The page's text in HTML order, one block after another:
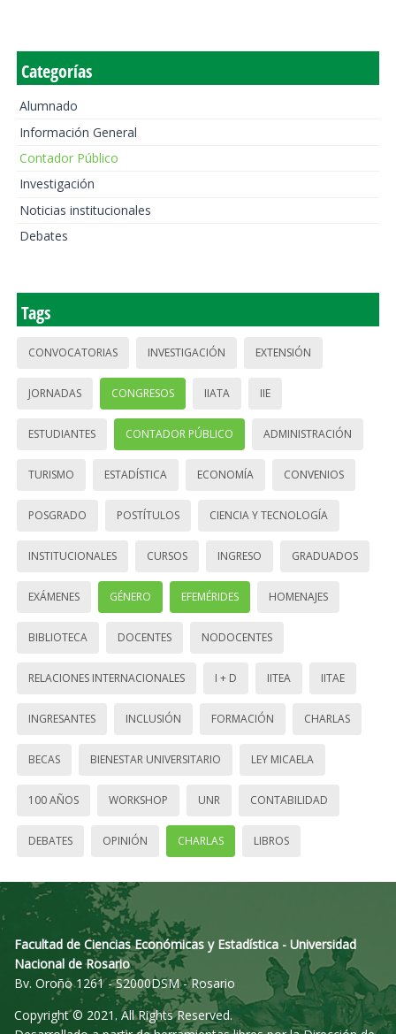
Categorías
Alumnado
Información General
Contador Público
Investigación
Noticias institucionales
Debates
Tags
CONVOCATORIAS INVESTIGACIÓN EXTENSIÓN
JORNADAS CONGRESOS IIATA IIE
ESTUDIANTES CONTADOR PÚBLICO ADMINISTRACIÓN
TURISMO ESTADÍSTICA ECONOMÍA CONVENIOS
POSGRADO POSTÍTULOS CIENCIA Y TECNOLOGÍA
INSTITUCIONALES CURSOS INGRESO GRADUADOS
EXÁMENES GÉNERO EFEMÉRIDES HOMENAJES
BIBLIOTECA DOCENTES NODOCENTES
RELACIONES INTERNACIONALES I + D IITEA IITAE
INGRESANTES INCLUSIÓN FORMACIÓN CHARLAS
BECAS BIENESTAR UNIVERSITARIO LEY MICAELA
100 AÑOS WORKSHOP UNR CONTABILIDAD
DEBATES OPINIÓN CHARLAS LIBROS
Facultad de Ciencias Económicas y Estadística - Universidad
Nacional de Rosario
Bv. Oroño 1261 - S2000DSM - Rosario
Copyright © 2021. All Rights Reserved.